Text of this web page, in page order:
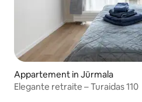
Appartement in Jūrmala
Elegante retraite – Turaidas 110